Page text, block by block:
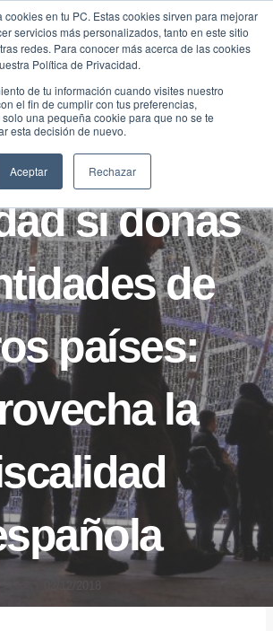
cookies en tu PC. Estas cookies sirven para mejorar
servicios más personalizados, tanto en este sitio
redes. Para conocer más acerca de las cookies
Política de Privacidad.
de tu información cuando visites nuestro
el fin de cumplir con tus preferencias,
una pequeña cookie para que no se te
esta decisión de nuevo.
Aceptar Rechazar
NOTICIAS
regalo de
si donas
de
países:
la
Traducir »